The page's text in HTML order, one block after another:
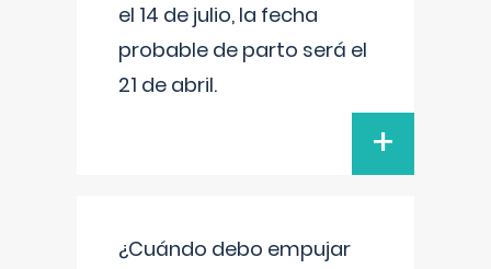
el 14 de julio, la fecha
probable de parto será el
21 de abril.
+
¿Cuándo debo empujar